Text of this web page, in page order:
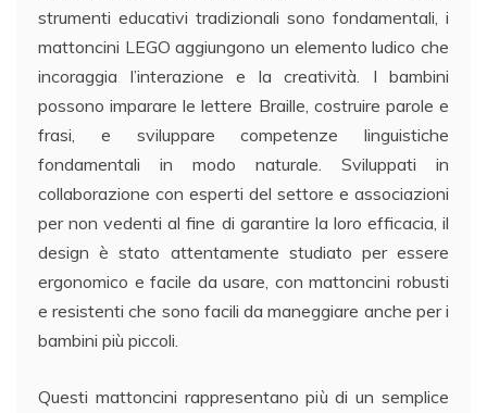
strumenti educativi tradizionali sono fondamentali, i
mattoncini LEGO aggiungono un elemento ludico che
incoraggia l’interazione e la creatività. I bambini
possono imparare le lettere Braille, costruire parole e
frasi, e sviluppare competenze linguistiche
fondamentali in modo naturale. Sviluppati in
collaborazione con esperti del settore e associazioni
per non vedenti al fine di garantire la loro efficacia, il
design è stato attentamente studiato per essere
ergonomico e facile da usare, con mattoncini robusti
e resistenti che sono facili da maneggiare anche per i
bambini più piccoli.
Questi mattoncini rappresentano più di un semplice